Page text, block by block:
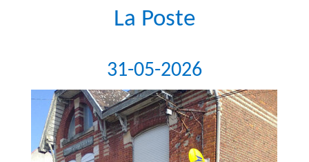
La Poste
31-05-2026